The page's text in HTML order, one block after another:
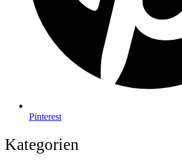
Pinterest
Kategorien